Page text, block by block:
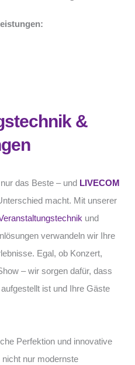
&
das Beste – und LIVECOM
macht. Mit unserer
und
verwandeln wir Ihre
Egal, ob Konzert,
– wir sorgen dafür, dass
ist und Ihre Gäste
Perfektion und innovative
nicht nur modernste